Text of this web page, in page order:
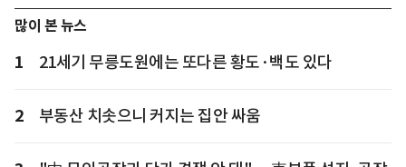
많이 본 뉴스
1 21세기 무릉도원에는 또다른 황도·백도 있다
2 부동산 치솟으니 커지는 집안 싸움